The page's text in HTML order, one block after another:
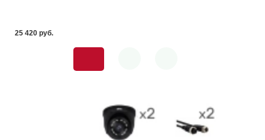
25 420 pуб.